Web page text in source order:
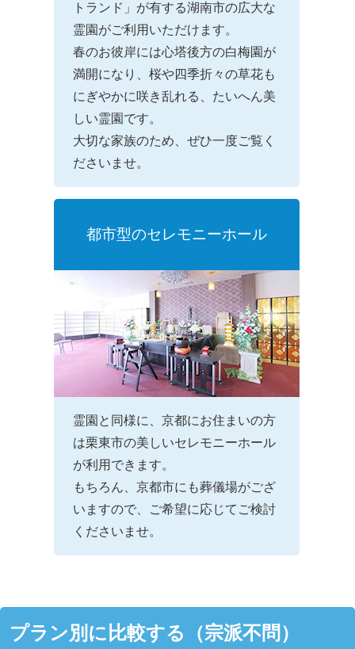
トランド」が有する湖南市の広大な
霊園がご利用いただけます。
春のお彼岸には心塔後方の白梅園が
満開になり、桜や四季折々の草花も
にぎやかに咲き乱れる、たいへん美
しい霊園です。
大切な家族のため、ぜひ一度ご覧く
ださいませ。
都市型のセレモニーホール
霊園と同様に、京都にお住まいの方
は栗東市の美しいセレモニーホール
が利用できます。
もちろん、京都市にも葬儀場がござ
いますので、ご希望に応じてご検討
くださいませ。
プラン別に比較する（宗派不問）